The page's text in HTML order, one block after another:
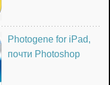
Photogene for iPad,
почти Photoshop